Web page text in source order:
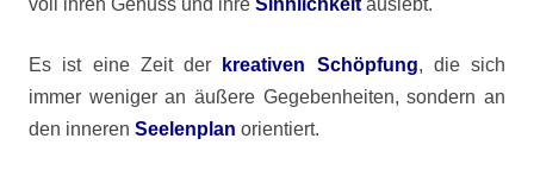
voll ihren Genuss und ihre Sinnlichkeit auslebt.
Es ist eine Zeit der kreativen Schöpfung, die sich
immer weniger an äußere Gegebenheiten, sondern an
den inneren Seelenplan orientiert.